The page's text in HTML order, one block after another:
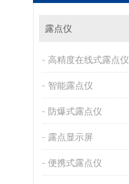
露点仪
高精度在线式露点仪
智能露点仪
防爆式露点仪
露点显示屏
便携式露点仪